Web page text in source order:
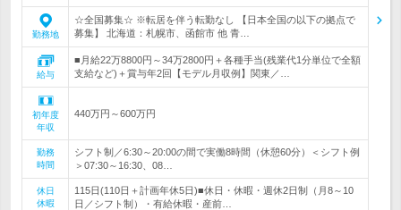
勤務地
☆全国募集☆ ※転居を伴う転勤なし 【日本全国の以下の拠点で
募集】 北海道：札幌市、函館市 他 青…
給与
■月給22万8800円～34万2800円＋各種手当(残業代1分単位で全額
支給など)＋賞与年2回【モデル月収例】関東／…
初年度
年収
440万円～600万円
勤務
時間
シフト制／6:30～20:00の間で実働8時間（休憩60分）＜シフト例
＞07:30～16:30、08…
休日
休暇
115日(110日＋計画年休5日)■休日・休暇・週休2日制（月8～10
日／シフト制）・有給休暇・産前…